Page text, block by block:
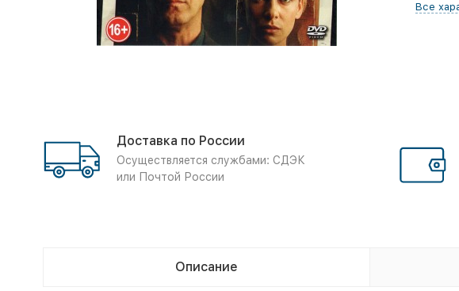
Все
Доставка по России
Осуществляется службами: СДЭК
или Почтой России
Описание